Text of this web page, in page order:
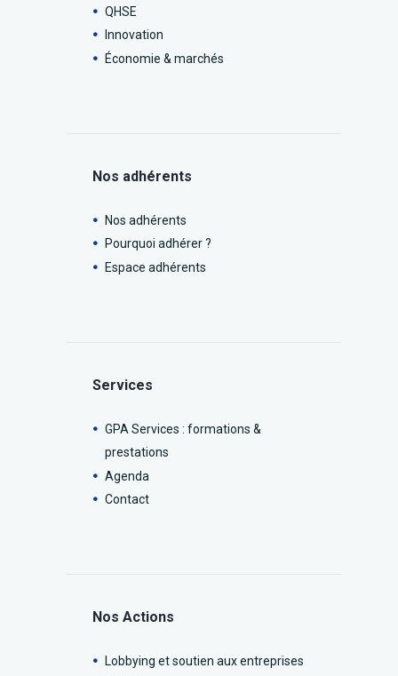
QHSE
Innovation
Économie & marchés
Nos adhérents
Nos adhérents
Pourquoi adhérer ?
Espace adhérents
Services
GPA Services : formations &
prestations
Agenda
Contact
Nos Actions
Lobbying et soutien aux entreprises